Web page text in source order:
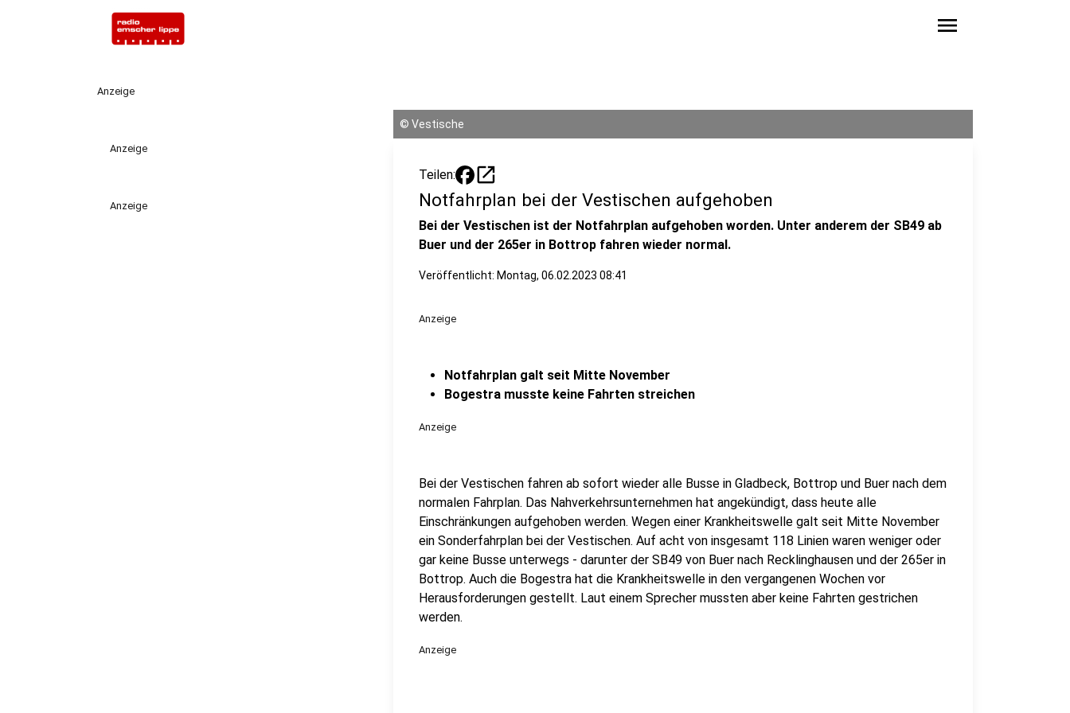
menu
Anzeige
Anzeige
Anzeige
© Vestische
Teilen: open_in_new
Notfahrplan bei der Vestischen aufgehoben
Bei der Vestischen ist der Notfahrplan aufgehoben worden. Unter anderem der SB49 ab
Buer und der 265er in Bottrop fahren wieder normal.
Veröffentlicht: Montag, 06.02.2023 08:41
Anzeige
Notfahrplan galt seit Mitte November
Bogestra musste keine Fahrten streichen
Anzeige
Bei der Vestischen fahren ab sofort wieder alle Busse in Gladbeck, Bottrop und Buer nach dem
normalen Fahrplan. Das Nahverkehrsunternehmen hat angekündigt, dass heute alle
Einschränkungen aufgehoben werden. Wegen einer Krankheitswelle galt seit Mitte November
ein Sonderfahrplan bei der Vestischen. Auf acht von insgesamt 118 Linien waren weniger oder
gar keine Busse unterwegs - darunter der SB49 von Buer nach Recklinghausen und der 265er in
Bottrop. Auch die Bogestra hat die Krankheitswelle in den vergangenen Wochen vor
Herausforderungen gestellt. Laut einem Sprecher mussten aber keine Fahrten gestrichen
werden.
Anzeige